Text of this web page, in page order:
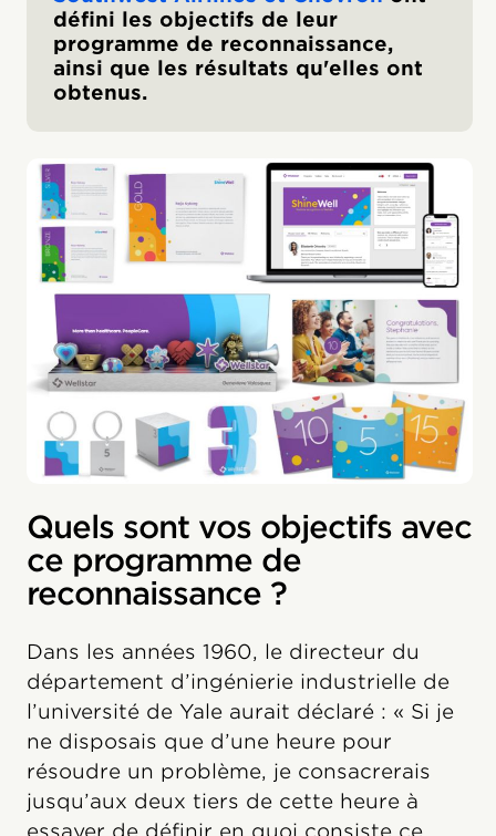
défini les objectifs de leur
programme de reconnaissance,
ainsi que les résultats qu'elles ont
obtenus.
Quels sont vos objectifs avec
ce programme de
reconnaissance ?
Dans les années 1960, le directeur du
département d’ingénierie industrielle de
l’université de Yale aurait déclaré : « Si je
ne disposais que d’une heure pour
résoudre un problème, je consacrerais
jusqu’aux deux tiers de cette heure à